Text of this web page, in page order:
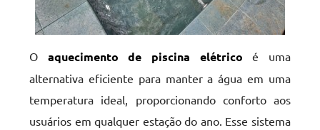
O aquecimento de piscina elétrico é uma
alternativa eficiente para manter a água em uma
temperatura ideal, proporcionando conforto aos
usuários em qualquer estação do ano. Esse sistema